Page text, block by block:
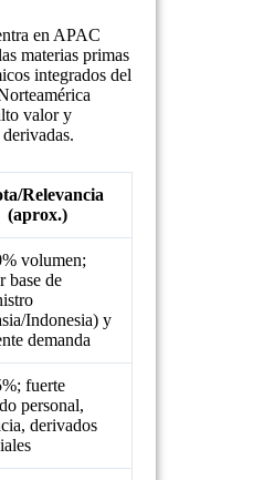
en APAC
materias primas
integrados del
valor y
Relevancia
(aprox.)
volumen;
base de
Indonesia) y
demanda
fuerte
personal,
derivados